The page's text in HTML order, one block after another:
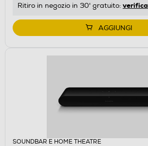
Ritiro in negozio in 30' gratuito: verifica
AGGIUNGI
SOUNDBAR E HOME THEATRE